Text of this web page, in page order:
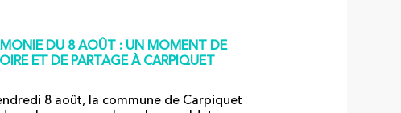
DU 8 AOÛT : UN MOMENT DE
ET DE PARTAGE À CARPIQUET
8 août, la commune de Carpiquet